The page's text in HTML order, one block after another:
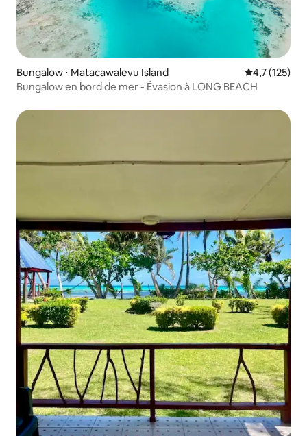
Bungalow ⋅ Matacawalevu Island Évaluation
4,7 (125)
Bungalow en bord de mer - Évasion à LONG BEACH